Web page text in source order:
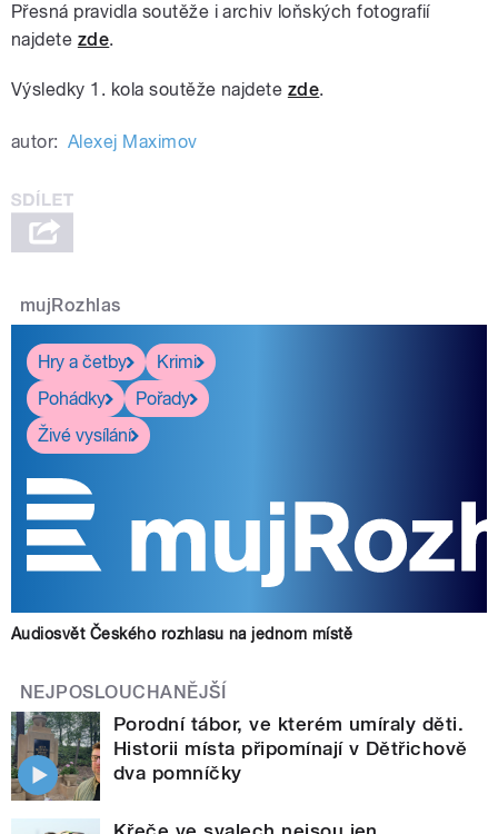
Přesná pravidla soutěže i archiv loňských fotografií
najdete zde.
Výsledky 1. kola soutěže najdete zde.
autor: Alexej Maximov
mujRozhlas
Hry a četby
Krimi
Pohádky
Pořady
Živé vysílání
Audiosvět Českého rozhlasu na jednom místě
NEJPOSLOUCHANĚJŠÍ
Porodní tábor, ve kterém umíraly děti.
Historii místa připomínají v Dětřichově
dva pomníčky